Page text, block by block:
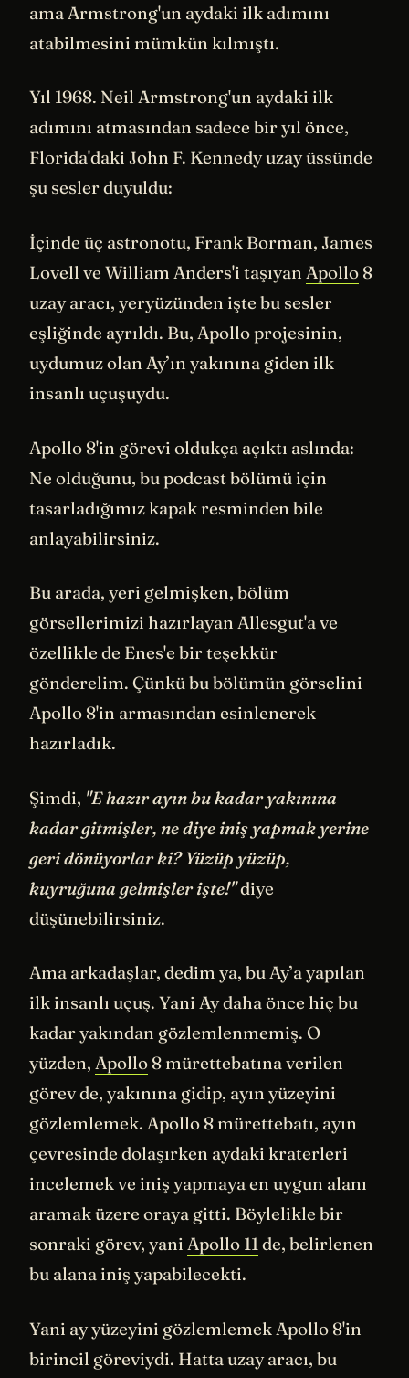
ama Armstrong'un aydaki ilk adımını
atabilmesini mümkün kılmıştı.
Yıl 1968. Neil Armstrong'un aydaki ilk
adımını atmasından sadece bir yıl önce,
Florida'daki John F. Kennedy uzay üssünde
şu sesler duyuldu:
İçinde üç astronotu, Frank Borman, James
Lovell ve William Anders'i taşıyan Apollo 8
uzay aracı, yeryüzünden işte bu sesler
eşliğinde ayrıldı. Bu, Apollo projesinin,
uydumuz olan Ay’ın yakınına giden ilk
insanlı uçuşuydu.
Apollo 8'in görevi oldukça açıktı aslında:
Ne olduğunu, bu podcast bölümü için
tasarladığımız kapak resminden bile
anlayabilirsiniz.
Bu arada, yeri gelmişken, bölüm
görsellerimizi hazırlayan Allesgut'a ve
özellikle de Enes'e bir teşekkür
gönderelim. Çünkü bu bölümün görselini
Apollo 8'in armasından esinlenerek
hazırladık.
Şimdi, "E hazır ayın bu kadar yakınına
kadar gitmişler, ne diye iniş yapmak yerine
geri dönüyorlar ki? Yüzüp yüzüp,
kuyruğuna gelmişler işte!"diye
düşünebilirsiniz.
Ama arkadaşlar, dedim ya, bu Ay’a yapılan
ilk insanlı uçuş. Yani Ay daha önce hiç bu
kadar yakından gözlemlenmemiş. O
yüzden, Apollo 8 mürettebatına verilen
görev de, yakınına gidip, ayın yüzeyini
gözlemlemek. Apollo 8 mürettebatı, ayın
çevresinde dolaşırken aydaki kraterleri
incelemek ve iniş yapmaya en uygun alanı
aramak üzere oraya gitti. Böylelikle bir
sonraki görev, yani Apollo 11de, belirlenen
bu alana iniş yapabilecekti.
Yani ay yüzeyini gözlemlemek Apollo 8'in
birincil göreviydi. Hatta uzay aracı, bu